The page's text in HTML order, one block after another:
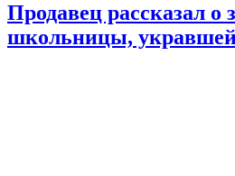
Продавец рассказал о
школьницы,